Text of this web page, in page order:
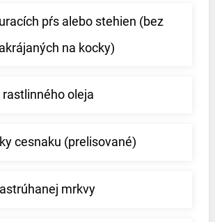
pŕs alebo stehien (bez
na kocky)
rastlinného oleja
cesnaku (prelisované)
mrkvy